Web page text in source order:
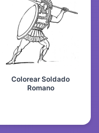
Colorear Soldado
Romano